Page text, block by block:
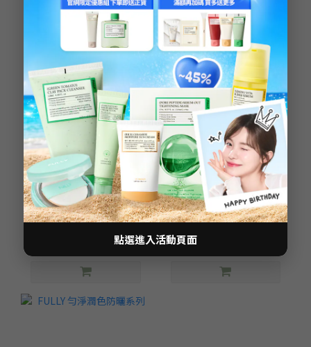
米糠神經醯胺水感防曬乳
50ml
NT$569 ~ NT$1,950
NT$2,600
【FULLY LABS】高效安瓶
系列
NT$899 ~ NT$2,550
NT$3,150
點選進入活動頁面